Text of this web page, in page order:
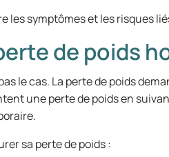
les symptômes et les risques
de poids
le cas. La perte de poids
une perte de poids en
sa perte de poids :